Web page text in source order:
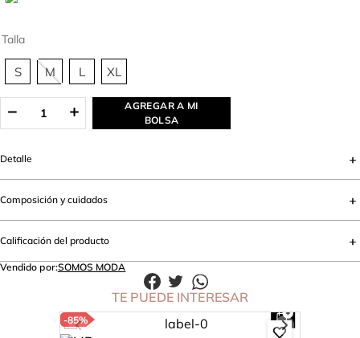
Talla
S M L XL
AGREGAR A MI
BOLSA
Detalle
Composición y cuidados
Calificación del producto
Vendido por:SOMOS MODA
TE PUEDE INTERESAR
-85%